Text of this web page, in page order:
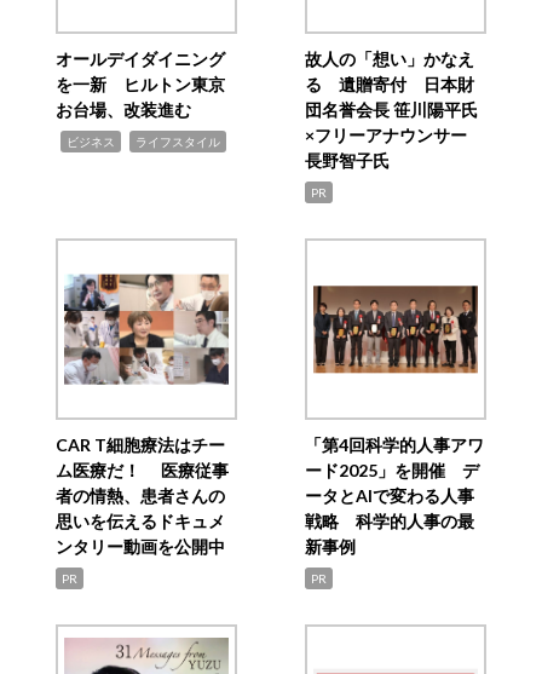
オールデイダイニング
を一新 ヒルトン東京
お台場、改装進む
ビジネス ライフスタイル
故人の「想い」かなえ
る 遺贈寄付 日本財
団名誉会長 笹川陽平氏
×フリーアナウンサー
長野智子氏
PR
CAR T細胞療法はチー
ム医療だ！ 医療従事
者の情熱、患者さんの
思いを伝えるドキュメ
ンタリー動画を公開中
PR
「第4回科学的人事アワ
ード2025」を開催 デ
ータとAIで変わる人事
戦略 科学的人事の最
新事例
PR